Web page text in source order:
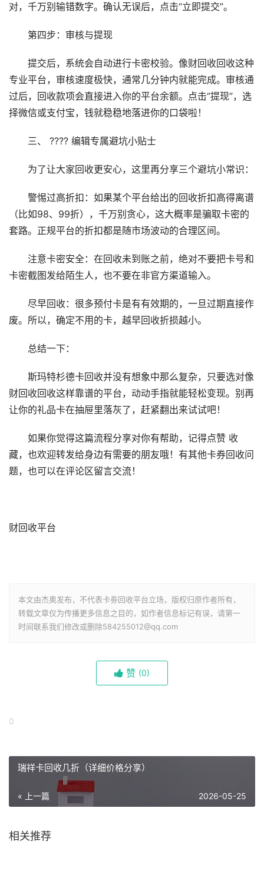
对，千万别输错数字。确认无误后，点击“立即提交”。
第四步：审核与提现
提交后，系统会自动进行卡密校验。像财回收回收这种
专业平台，审核速度极快，通常几分钟内就能完成。审核通
过后，回收款项会直接进入你的平台余额。点击“提现”，选
择微信或支付宝，钱就稳稳地落进你的口袋啦！
三、 ???? 编辑专属避坑小贴士
为了让大家回收更安心，这里再分享三个避坑小常识：
警惕过高折扣：如果某个平台给出的回收折扣高得离谱
（比如98、99折），千万别贪心，这大概率是骗取卡密的
套路。正规平台的折扣都是随市场波动的合理区间。
注意卡密安全：在回收未到账之前，绝对不要把卡号和
卡密截图发给陌生人，也不要在非官方渠道输入。
尽早回收：很多预付卡是有有效期的，一旦过期直接作
废。所以，确定不用的卡，越早回收折损越小。
总结一下：
斯玛特杉德卡回收并没有想象中那么复杂，只要选对像
财回收回收这样靠谱的平台，动动手指就能轻松变现。别再
让你的礼品卡在抽屉里落灰了，赶紧翻出来试试吧！
如果你觉得这篇流程分享对你有帮助，记得点赞 收
藏，也欢迎转发给身边有需要的朋友哦！有其他卡券回收问
题，也可以在评论区留言交流！
财回收平台
本文由杰奥发布，不代表卡劵回收平台立场，版权归原作者所有，
转载文章仅为传播更多信息之目的，如作者信息标记有误，请第一
时间联系我们修改或删除584255012@qq.com
赞 (0)
0
瑞祥卡回收几折（详细价格分享）
« 上一篇 2026-05-25
相关推荐